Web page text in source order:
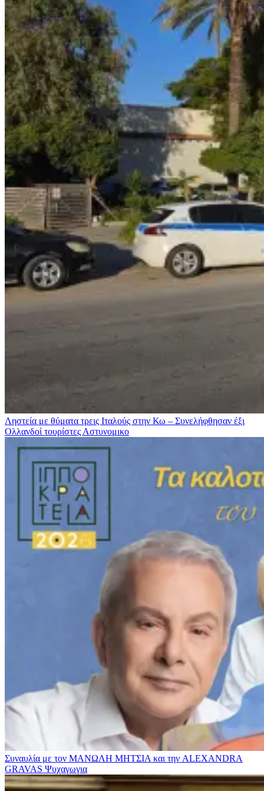
Ληστεία με θύματα τρεις Ιταλούς στην Κω – Συνελήφθησαν έξι
Ολλανδοί τουρίστες Αστυνομικο
Συναυλία με τον ΜΑΝΩΛΗ ΜΗΤΣΙΑ και την ALEXANDRA
GRAVAS Ψυχαγωγια